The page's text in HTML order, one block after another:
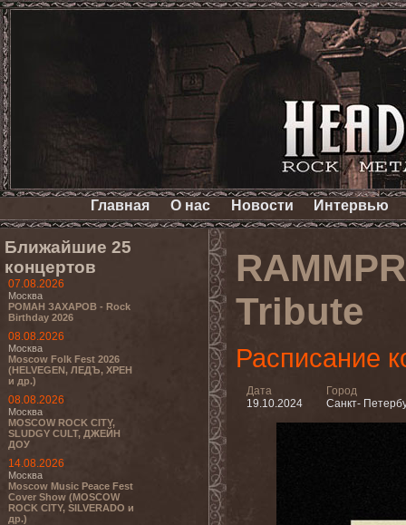
Главная О нас Новости Интервью
Ближайшие 25
концертов
07.08.2026
Москва
РОМАН ЗАХАРОВ - Rock
Birthday 2026
08.08.2026
Москва
Moscow Folk Fest 2026
(HELVEGEN, ЛЕДЪ, ХРЕН
и др.)
08.08.2026
Москва
MOSCOW ROCK CITY,
SLUDGY CULT, ДЖЕЙН
ДОУ
14.08.2026
Москва
Moscow Music Peace Fest
Cover Show (MOSCOW
ROCK CITY, SILVERADO и
др.)
Tribute
Расписание
Дата
19.10.2024
Город
Санкт-